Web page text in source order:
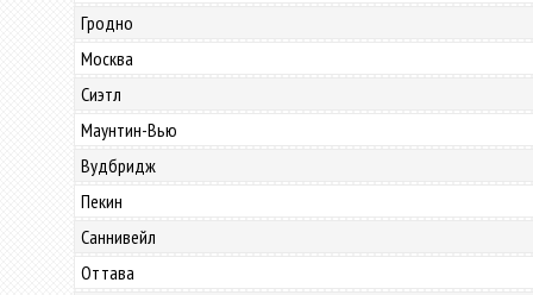
Гродно
Москва
Сиэтл
Маунтин-Вью
Вудбридж
Пекин
Саннивейл
Оттава